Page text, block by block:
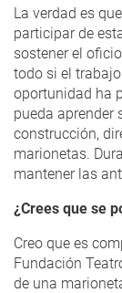
La verdad es
participar de
sostener el
todo si el
oportunidad ha
pueda aprender
construcción,
marionetas.
mantener las
¿Crees que se
Creo que es
Fundación
de una